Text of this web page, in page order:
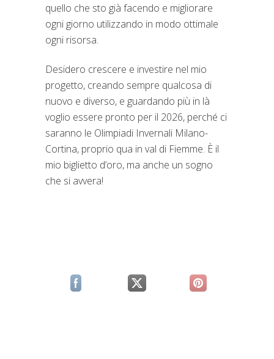
quello che sto già facendo e migliorare
ogni giorno utilizzando in modo ottimale
ogni risorsa.
Desidero crescere e investire nel mio
progetto, creando sempre qualcosa di
nuovo e diverso, e guardando più in là
voglio essere pronto per il 2026, perché ci
saranno le Olimpiadi Invernali Milano-
Cortina, proprio qua in val di Fiemme. È il
mio biglietto d’oro, ma anche un sogno
che si avvera!
(si apre in una nuova scheda)
(si apre in una nuova scheda)
(si apre in una